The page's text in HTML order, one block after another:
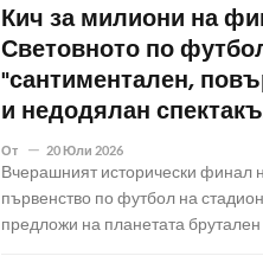
Кич за милиони на
Световното по
"сантиментален,
и недодялан
От 20 Юли 2026
Вчерашният исторически финал
първенство по футбол на
предложи на планетата брутален